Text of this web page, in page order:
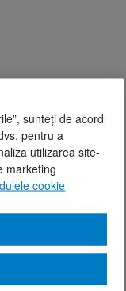
sunteți de acord
pentru a
utilizarea site-
marketing
cookie